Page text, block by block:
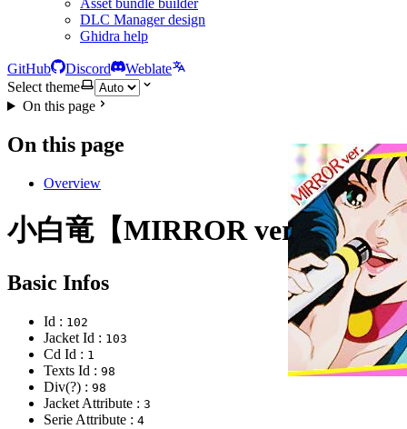
Asset bundle builder
DLC Manager design
Ghidra help
GitHub Discord
Weblate
Select theme
On this page
On this page
Overview
小白竜【MIRROR ver.】
Basic Infos
Id : 102
Jacket Id : 103
Cd Id : 1
Texts Id : 98
Div(?) : 98
Jacket Attribute : 3
Serie Attribute : 4